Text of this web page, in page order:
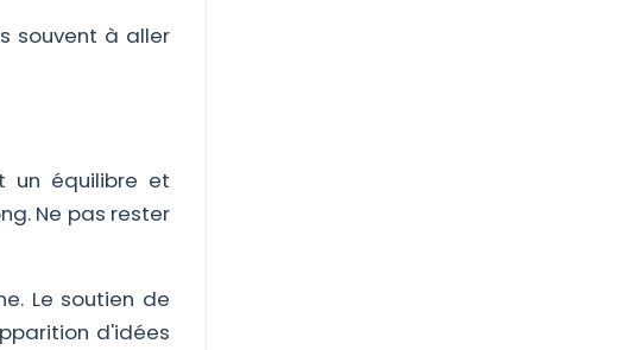
souvent à aller
un équilibre et
Ne pas rester
Le soutien de
d'idées